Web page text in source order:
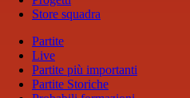
Store squadra
Partite
Live
Partite più importanti
Partite Storiche